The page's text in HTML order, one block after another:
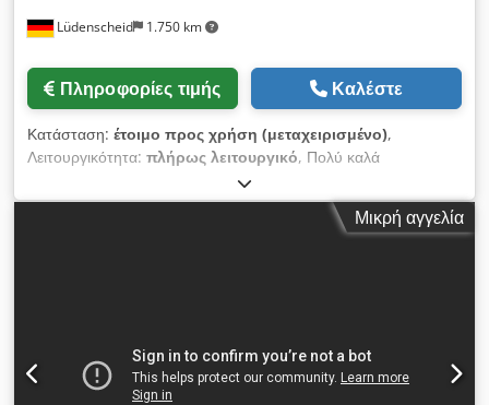
Lüdenscheid 1.750 km
Πληροφορίες τιμής Καλέστε
Κατάσταση: έτοιμο προς χρήση (μεταχειρισμένο),
Λειτουργικότητα: πλήρως λειτουργικό, Πολύ καλά
διατηρημένη διπλή πιεστική πρέσα DL5 της Heuer Hammer.
Έτοιμη για άμεση χρήση. Dcodpfx Anexzft Nj Tok
Μικρή αγγελία